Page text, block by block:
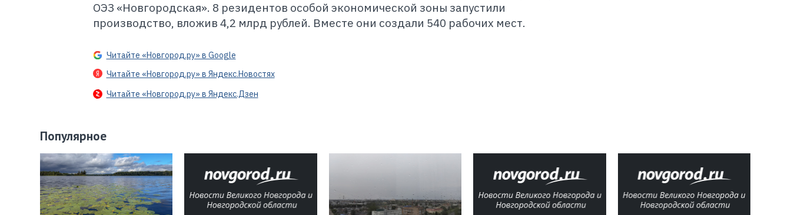
ОЭЗ «Новгородская». 8 резидентов особой экономической зоны запустили
производство, вложив 4,2 млрд рублей. Вместе они создали 540 рабочих мест.
Читайте «Новгород.ру» в Google
Читайте «Новгород.ру» в Яндекс.Новостях
Читайте «Новгород.ру» в Яндекс.Дзен
Популярное